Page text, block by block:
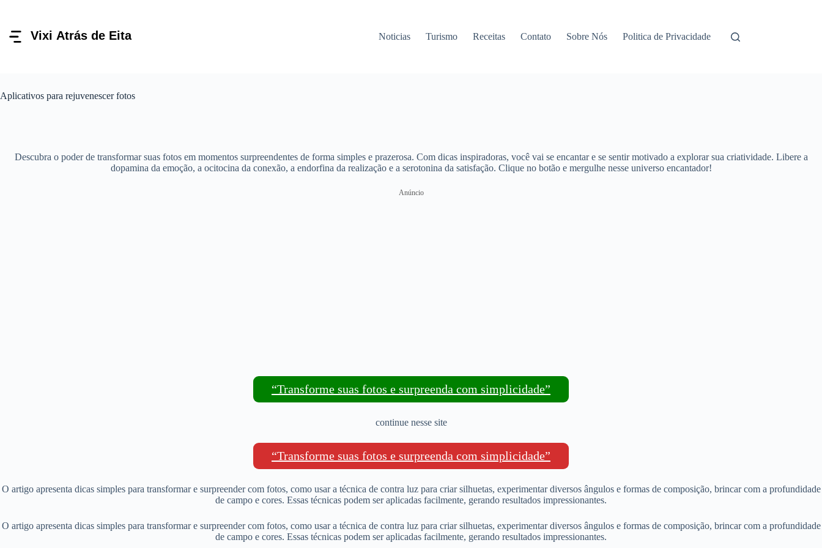
conteúdo
Noticias Turismo Receitas Contato Sobre Nós Politica de Privacidade
Aplicativos para rejuvenescer fotos
Descubra o poder de transformar suas fotos em momentos surpreendentes de forma simples e prazerosa. Com dicas inspiradoras, você vai se encantar e se sentir motivado a explorar sua criatividade. Libere a
dopamina da emoção, a ocitocina da conexão, a endorfina da realização e a serotonina da satisfação. Clique no botão e mergulhe nesse universo encantador!
Anúncio
“Transforme suas fotos e surpreenda com simplicidade”
continue nesse site
“Transforme suas fotos e surpreenda com simplicidade”
O artigo apresenta dicas simples para transformar e surpreender com fotos, como usar a técnica de contra luz para criar silhuetas, experimentar diversos ângulos e formas de composição, brincar com a profundidade
de campo e cores. Essas técnicas podem ser aplicadas facilmente, gerando resultados impressionantes.
O artigo apresenta dicas simples para transformar e surpreender com fotos, como usar a técnica de contra luz para criar silhuetas, experimentar diversos ângulos e formas de composição, brincar com a profundidade
de campo e cores. Essas técnicas podem ser aplicadas facilmente, gerando resultados impressionantes.